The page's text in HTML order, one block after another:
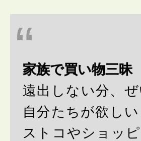
家族で買い物三昧
遠出しない分、
自分たちが欲し
ストコやショッ